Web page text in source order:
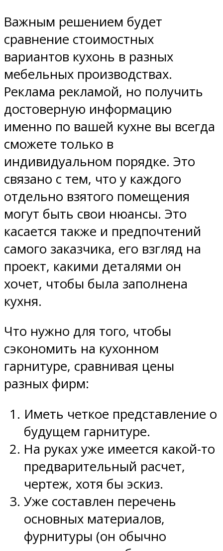
Важным решением будет
сравнение стоимостных
вариантов кухонь в разных
мебельных производствах.
Реклама рекламой, но получить
достоверную информацию
именно по вашей кухне вы всегда
сможете только в
индивидуальном порядке. Это
связано с тем, что у каждого
отдельно взятого помещения
могут быть свои нюансы. Это
касается также и предпочтений
самого заказчика, его взгляд на
проект, какими деталями он
хочет, чтобы была заполнена
кухня.
Что нужно для того, чтобы
сэкономить на кухонном
гарнитуре, сравнивая цены
разных фирм:
Иметь четкое представление о
будущем гарнитуре.
На руках уже имеется какой-то
предварительный расчет,
чертеж, хотя бы эскиз.
Уже составлен перечень
основных материалов,
фурнитуры (он обычно